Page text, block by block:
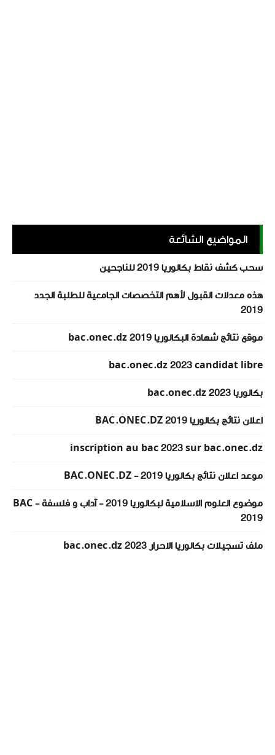
المواضيع الشائعة
سحب كشف نقاط بكالوريا 2019 للناجحين
هذه معدلات القبول لأهم التخصصات الجامعية للطلبة الجدد
2019
موقع نتائج شهادة البكالوريا 2019 bac.onec.dz
bac.onec.dz 2023 candidat libre
بكالوريا 2023 bac.onec.dz
اعلان نتائج بكالوريا 2019 BAC.ONEC.DZ
inscription au bac 2023 sur bac.onec.dz
موعد اعلان نتائج بكالوريا 2019 - BAC.ONEC.DZ
موضوع العلوم الاسلامية لبكالوريا 2019 - آداب و فلسفة - BAC
2019
ملف تسجيلات بكالوريا الاحرار 2023 bac.onec.dz